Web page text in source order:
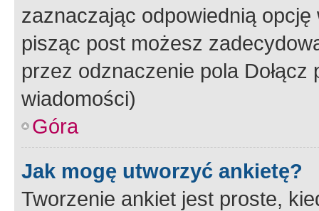
zaznaczając odpowiednią
pisząc post możesz
przez odznaczenie pola
wiadomości)
Góra
Jak mogę utworzyć ankietę?
Tworzenie ankiet jest proste,